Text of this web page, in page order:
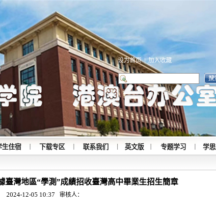
设为首页 | 加入收藏
生住宿 下载专区 联系我们 英文版 专题学习 学
臺灣地區“學測”成績招收臺灣高中畢業生招生簡章
2024-12-05 10:37 审核人：